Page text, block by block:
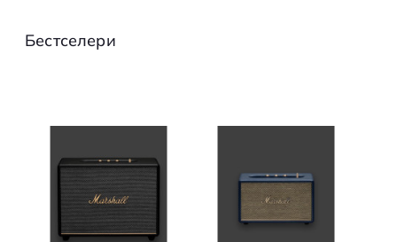
Бестселери